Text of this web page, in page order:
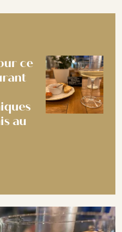
ce
au